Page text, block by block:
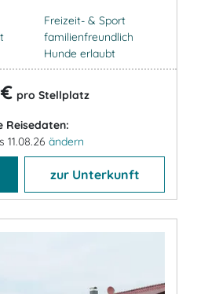
Freizeit- & Sport
familienfreundlich
Hunde erlaubt
pro Stellplatz
Reisedaten:
11.08.26 ändern
zur Unterkunft